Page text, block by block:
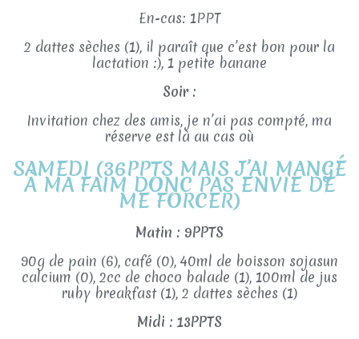
En-cas: 1PPT
2 dattes sèches (1), il paraît que c’est bon pour la
lactation :), 1 petite banane
Soir :
Invitation chez des amis, je n’ai pas compté, ma
réserve est là au cas où
SAMEDI (36PPTS MAIS J’AI MANGÉ
À MA FAIM DONC PAS ENVIE DE
ME FORCER)
Matin : 9PPTS
90g de pain (6), café (0), 40ml de boisson sojasun
calcium (0), 2cc de choco balade (1), 100ml de jus
ruby breakfast (1), 2 dattes sèches (1)
Midi : 13PPTS